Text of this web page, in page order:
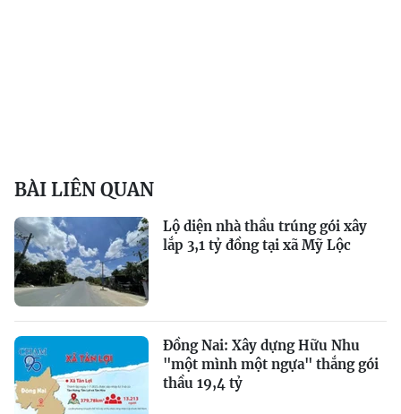
BÀI LIÊN QUAN
Lộ diện nhà thầu trúng gói xây
lắp 3,1 tỷ đồng tại xã Mỹ Lộc
Đồng Nai: Xây dựng Hữu Nhu
"một mình một ngựa" thắng gói
thầu 19,4 tỷ